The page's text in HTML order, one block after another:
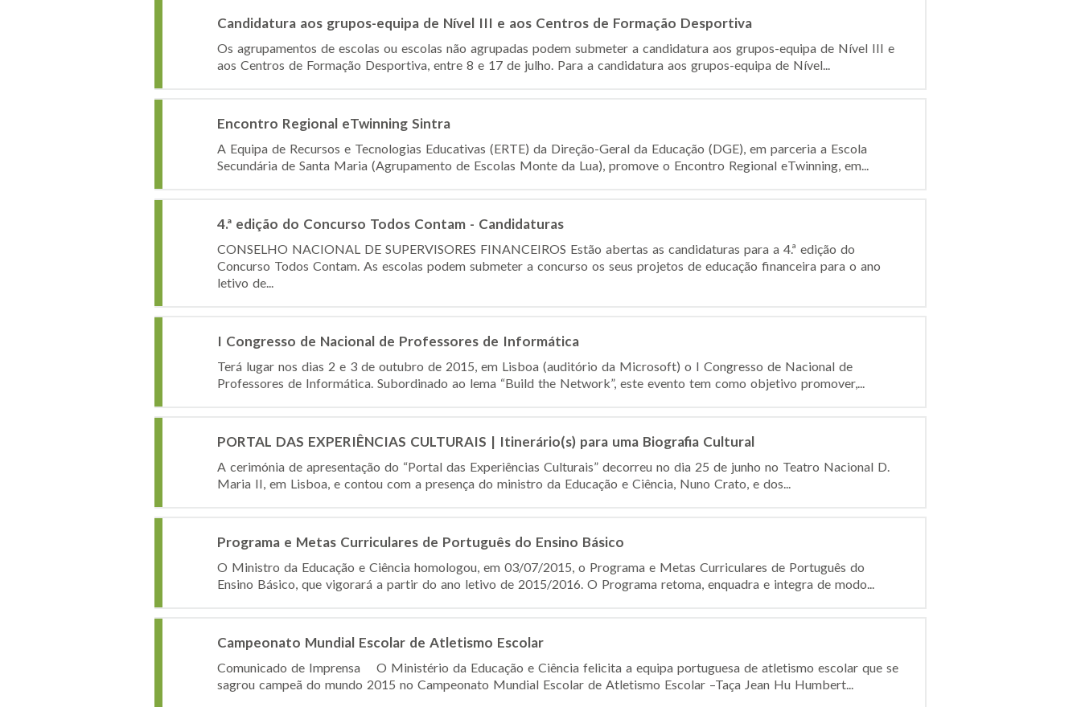
Candidatura aos grupos-equipa de Nível III e aos Centros de Formação Desportiva
Os agrupamentos de escolas ou escolas não agrupadas podem submeter a candidatura aos grupos-equipa de Nível III e
aos Centros de Formação Desportiva, entre 8 e 17 de julho. Para a candidatura aos grupos-equipa de Nível...
Encontro Regional eTwinning Sintra
A Equipa de Recursos e Tecnologias Educativas (ERTE) da Direção-Geral da Educação (DGE), em parceria a Escola
Secundária de Santa Maria (Agrupamento de Escolas Monte da Lua), promove o Encontro Regional eTwinning, em...
4.ª edição do Concurso Todos Contam - Candidaturas
CONSELHO NACIONAL DE SUPERVISORES FINANCEIROS Estão abertas as candidaturas para a 4.ª edição do
Concurso Todos Contam. As escolas podem submeter a concurso os seus projetos de educação financeira para o ano
letivo de...
I Congresso de Nacional de Professores de Informática
Terá lugar nos dias 2 e 3 de outubro de 2015, em Lisboa (auditório da Microsoft) o I Congresso de Nacional de
Professores de Informática. Subordinado ao lema “Build the Network”, este evento tem como objetivo promover,...
PORTAL DAS EXPERIÊNCIAS CULTURAIS | Itinerário(s) para uma Biografia Cultural
A cerimónia de apresentação do “Portal das Experiências Culturais” decorreu no dia 25 de junho no Teatro Nacional D.
Maria II, em Lisboa, e contou com a presença do ministro da Educação e Ciência, Nuno Crato, e dos...
Programa e Metas Curriculares de Português do Ensino Básico
O Ministro da Educação e Ciência homologou, em 03/07/2015, o Programa e Metas Curriculares de Português do
Ensino Básico, que vigorará a partir do ano letivo de 2015/2016. O Programa retoma, enquadra e integra de modo...
Campeonato Mundial Escolar de Atletismo Escolar
Comunicado de Imprensa O Ministério da Educação e Ciência felicita a equipa portuguesa de atletismo escolar que se
sagrou campeã do mundo 2015 no Campeonato Mundial Escolar de Atletismo Escolar –Taça Jean Hu Humbert...